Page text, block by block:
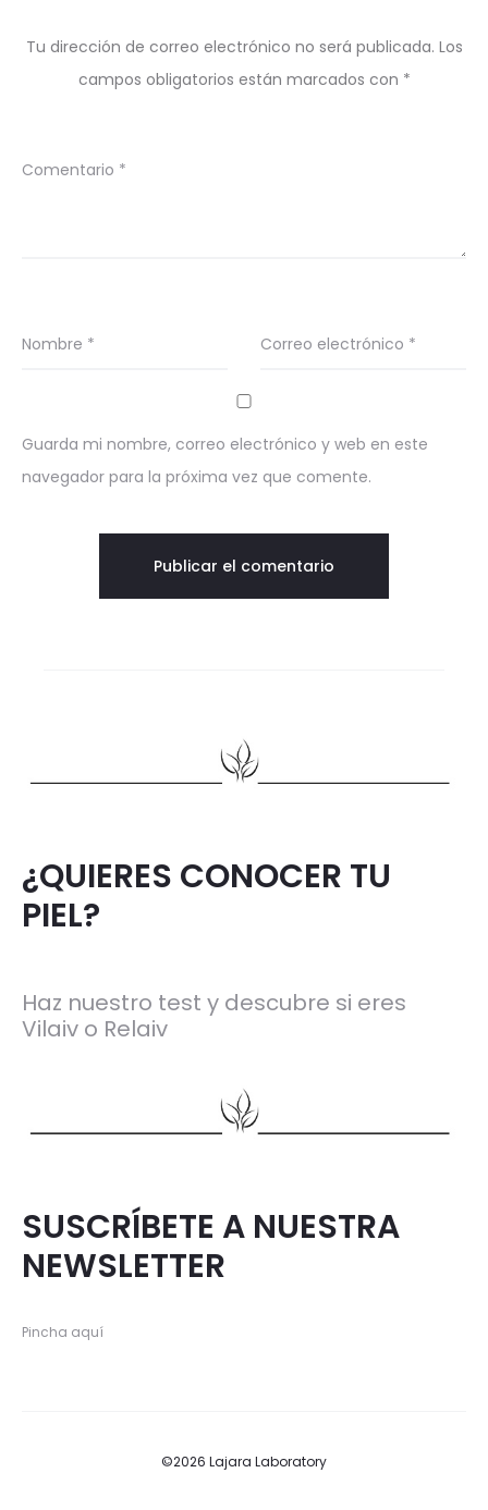
Tu dirección de correo electrónico no será publicada. Los
campos obligatorios están marcados con *
Comentario *
Nombre * Correo electrónico *
Guarda mi nombre, correo electrónico y web en este
navegador para la próxima vez que comente.
¿QUIERES CONOCER TU
PIEL?
Haz nuestro test y descubre si eres
Vilaiv o Relaiv
SUSCRÍBETE A NUESTRA
NEWSLETTER
Pincha aquí
©2026 Lajara Laboratory